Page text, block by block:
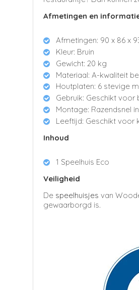
Afmetingen en
Afmetingen: 90 x 86 x
Kleur: Bruin
Gewicht: 20 kg
Materiaal: A-kwaliteit
Houtplaten: 6 stevige
Gebruik: Geschikt voor
Montage: Razendsnel
Leeftijd: Geschikt voor
Inhoud
1 Speelhuis Eco
Veiligheid
De speelhuisjes van
gewaarborgd is.